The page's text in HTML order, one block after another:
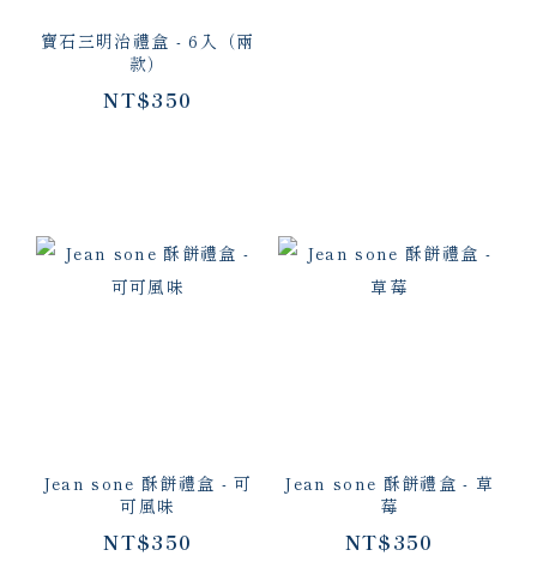
寶石三明治禮盒 - 6入（兩
款）
NT$350
Jean sone 酥餅禮盒 - 可
可風味
NT$350
Jean sone 酥餅禮盒 - 草
莓
NT$350